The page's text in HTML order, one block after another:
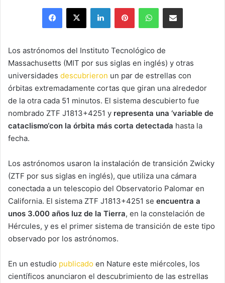
email
Facebook
X LinkedInPinterestWhatsAppShare via Email
Los astrónomos del Instituto Tecnológico de
Massachusetts (MIT por sus siglas en inglés) y otras
universidades descubrieron un par de estrellas con
órbitas extremadamente cortas que giran una alrededor
de la otra cada 51 minutos. El sistema descubierto fue
nombrado ZTF J1813+4251 y representa una ‘variable de
cataclismo‘con la órbita más corta detectada hasta la
fecha.
Los astrónomos usaron la instalación de transición Zwicky
(ZTF por sus siglas en inglés), que utiliza una cámara
conectada a un telescopio del Observatorio Palomar en
California. El sistema ZTF J1813+4251 se encuentra a
unos 3.000 años luz de la Tierra, en la constelación de
Hércules, y es el primer sistema de transición de este tipo
observado por los astrónomos.
En un estudio publicado en Nature este miércoles, los
científicos anunciaron el descubrimiento de las estrellas